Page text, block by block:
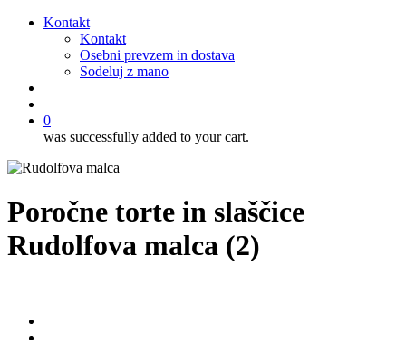
Kontakt
Kontakt
Osebni prevzem in dostava
Sodeluj z mano
0
was successfully added to your cart.
Poročne torte in slaščice
Rudolfova malca (2)